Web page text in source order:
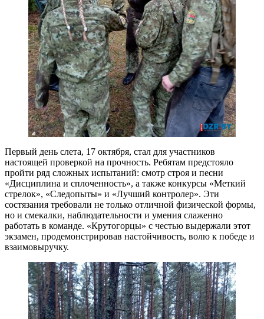
Первый день слета, 17 октября, стал для участников
настоящей проверкой на прочность. Ребятам предстояло
пройти ряд сложных испытаний: смотр строя и песни
«Дисциплина и сплоченность», а также конкурсы «Меткий
стрелок», «Следопыты» и «Лучший контролер». Эти
состязания требовали не только отличной физической формы,
но и смекалки, наблюдательности и умения слаженно
работать в команде. «Крутогорцы» с честью выдержали этот
экзамен, продемонстрировав настойчивость, волю к победе и
взаимовыручку.